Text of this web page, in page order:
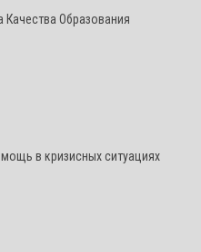
Качества Образования
в кризисных ситуациях